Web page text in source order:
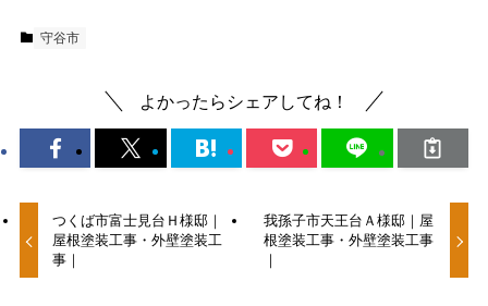
守谷市
よかったらシェアしてね！
つくば市富士見台Ｈ様邸｜
屋根塗装工事・外壁塗装工
事｜
我孫子市天王台Ａ様邸｜屋
根塗装工事・外壁塗装工事
｜